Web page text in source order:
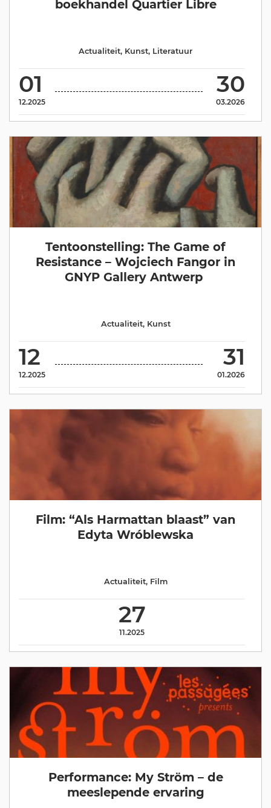
boekhandel Quartier Libre
01
12.2025
30
03.2026
Actualiteit, Kunst, Literatuur
Tentoonstelling: The Game of
Resistance – Wojciech Fangor in
GNYP Gallery Antwerp
12
12.2025
31
01.2026
Actualiteit, Kunst
Film: “Als Harmattan blaast” van
Edyta Wróblewska
27
11.2025
Actualiteit, Film
Performance: My Ström – de
meeslepende ervaring